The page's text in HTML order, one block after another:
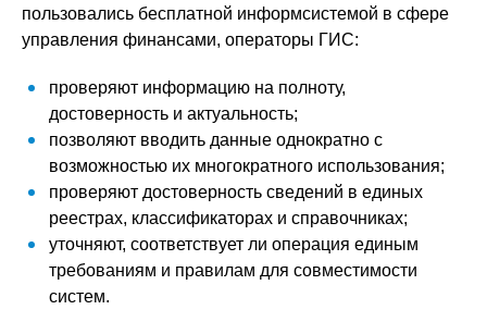
пользовались бесплатной информсистемой в сфере
управления финансами, операторы ГИС:
проверяют информацию на полноту,
достоверность и актуальность;
позволяют вводить данные однократно с
возможностью их многократного использования;
проверяют достоверность сведений в единых
реестрах, классификаторах и справочниках;
уточняют, соответствует ли операция единым
требованиям и правилам для совместимости
систем.